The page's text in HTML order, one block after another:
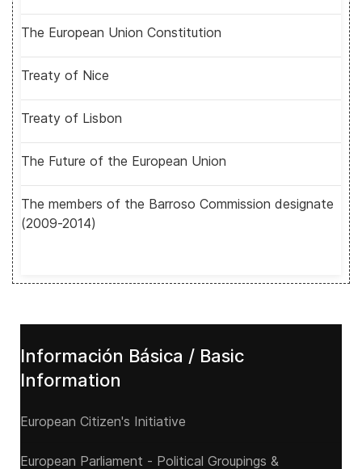
The European Union Constitution
Treaty of Nice
Treaty of Lisbon
The Future of the European Union
The members of the Barroso Commission designate
(2009-2014)
Información Básica / Basic
Information
European Citizen's Initiative
European Parliament - Political Groupings &